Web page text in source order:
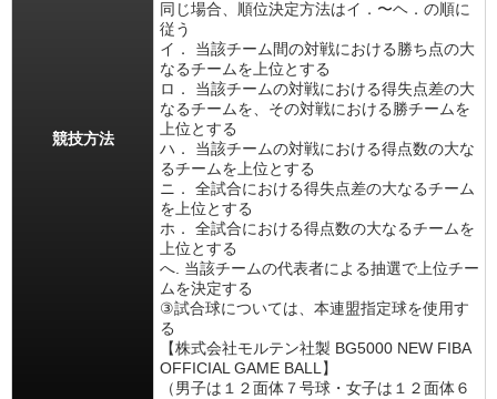
競技方法
同じ場合、順位決定方法はイ．〜ヘ．の順に
従う
イ． 当該チーム間の対戦における勝ち点の大
なるチームを上位とする
ロ． 当該チームの対戦における得失点差の大
なるチームを、その対戦における勝チームを
上位とする
ハ． 当該チームの対戦における得点数の大な
るチームを上位とする
ニ． 全試合における得失点差の大なるチーム
を上位とする
ホ． 全試合における得点数の大なるチームを
上位とする
へ. 当該チームの代表者による抽選で上位チー
ムを決定する
③試合球については、本連盟指定球を使用す
る
【株式会社モルテン社製 BG5000 NEW FIBA
OFFICIAL GAME BALL】
（男子は１２面体７号球・女子は１２面体６